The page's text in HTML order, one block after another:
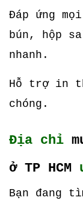
Đáp ứng
bún, hộp
nhanh.
Hỗ trợ in
chóng.
Địa chỉ
ở TP HCM
Bạn đang